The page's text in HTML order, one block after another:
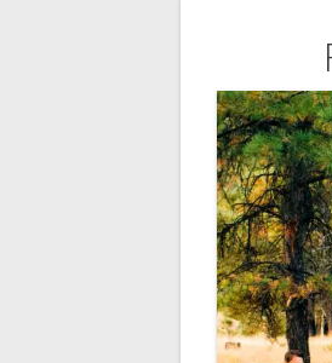
de
artigos